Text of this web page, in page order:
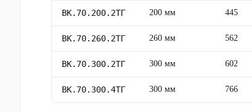
ВК.70.200.2ТГ 200 мм 445
ВК.70.260.2ТГ 260 мм 562
ВК.70.300.2ТГ 300 мм 602
ВК.70.300.4ТГ 300 мм 766